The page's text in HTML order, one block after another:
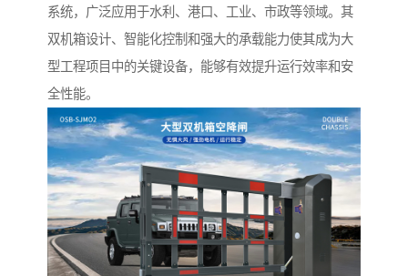
系统，广泛应用于水利、港口、工业、市政等领域。其
双机箱设计、智能化控制和强大的承载能力使其成为大
型工程项目中的关键设备，能够有效提升运行效率和安
全性能。